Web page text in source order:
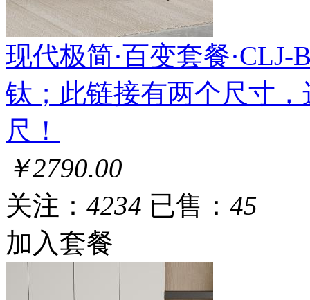
现代极简·百变套餐·CLJ-
钛；此链接有两个尺寸
尺！
￥2790.00
关注： 4234 已售： 45
加入套餐